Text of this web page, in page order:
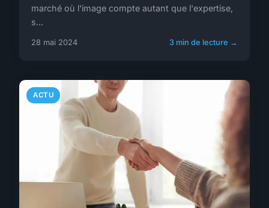
marché où l'image compte autant que l'expertise,
s...
28 mai 2024 3 min de lecture →
ACTU